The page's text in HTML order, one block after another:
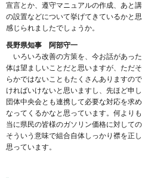
宣言とか、遵守マニュアルの作成、あと
の設置などについて挙げてきているかと
感じられましたでしょうか。
長野県知事 阿部守一
いろいろ改善の方策を、今お話があっ
体は望ましいことだと思いますが、ただ
らかではないこともたくさんありますの
ければいけないと思いますし、先ほど申
団体中央会とも連携して必要な対応を求
なってくるかなと思っています。何より
当に県民の皆様のガソリン価格に対して
そういう意味で組合自体しっかり襟を正
思っています。